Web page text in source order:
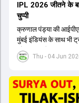
Thu - 04 Jun
IPL 2026 जीतने के
चुप्पी
क्रुणाल पंड्या की
मुंबई इंडियंस के साथ भी
और 2020 में ट्रॉफी जीती